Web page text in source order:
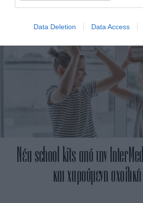
Data Deletion Data Access
Nέα school kits από την InterMed
και χαρούμενη